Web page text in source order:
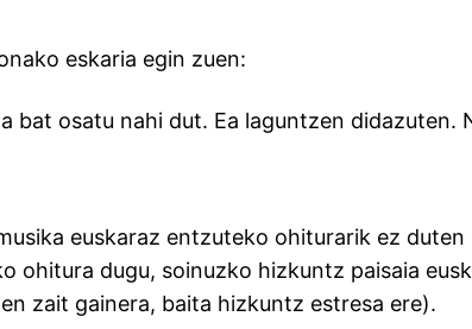
eskaria egin zuen:
bat osatu nahi dut. Ea laguntzen didazuten.
euskaraz entzuteko ohiturarik ez
ohitura dugu, soinuzko hizkuntz paisaia
zait gainera, baita hizkuntz estresa ere).